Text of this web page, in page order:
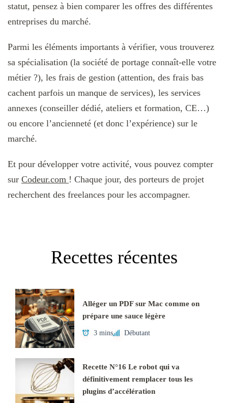
statut, pensez à bien comparer les offres des différentes
entreprises du marché.
Parmi les éléments importants à vérifier, vous trouverez
sa spécialisation (la société de portage connaît-elle votre
métier ?), les frais de gestion (attention, des frais bas
cachent parfois un manque de services), les services
annexes (conseiller dédié, ateliers et formation, CE…)
ou encore l’ancienneté (et donc l’expérience) sur le
marché.
Et pour développer votre activité, vous pouvez compter
sur Codeur.com ! Chaque jour, des porteurs de projet
recherchent des freelances pour les accompagner.
Recettes récentes
Alléger un PDF sur Mac comme on
prépare une sauce légère
3 mins Débutant
Recette N°16 Le robot qui va
définitivement remplacer tous les
plugins d’accélération